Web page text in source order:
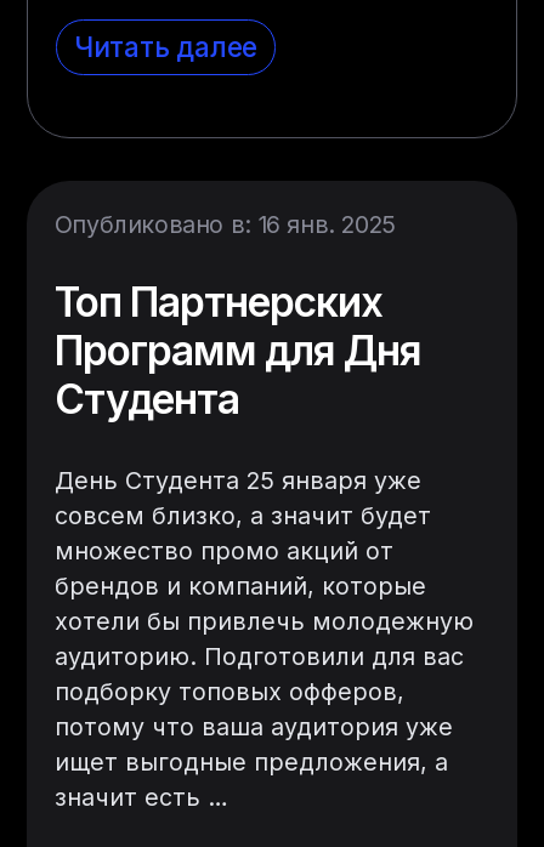
Читать далее
Опубликовано в: 16 янв. 2025
Топ Партнерских
Программ для Дня
Студента
День Студента 25 января уже
совсем близко, а значит будет
множество промо акций от
брендов и компаний, которые
хотели бы привлечь молодежную
аудиторию. Подготовили для вас
подборку топовых офферов,
потому что ваша аудитория уже
ищет выгодные предложения, а
значит есть …